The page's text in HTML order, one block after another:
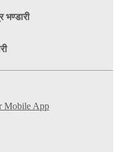
भण्डारी
Mobile App